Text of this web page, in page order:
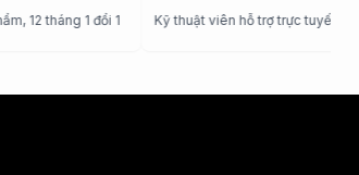
phẩm, 12 tháng 1 đổi 1 Kỹ thuật viên hỗ trợ trực tuyến